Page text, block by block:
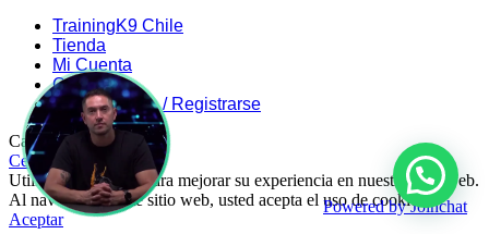
TrainingK9 Chile
Tienda
Mi Cuenta
Carrito
Iniciar Sesión / Registrarse
Carrito de compra
Cerrar
Utilizamos cookies para mejorar su experiencia en nuestro sitio web.
Al navegar por este sitio web, usted acepta el uso de cookies.
Aceptar
Powered byJoinchat